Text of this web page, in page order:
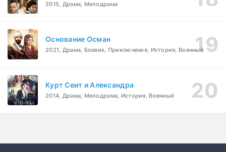
2015, Драма, Мелодрама
Основание Осман
2021, Драма, Боевик, Приключения, История, Военный
Курт Сеит и Александра
2014, Драма, Мелодрама, История, Военный